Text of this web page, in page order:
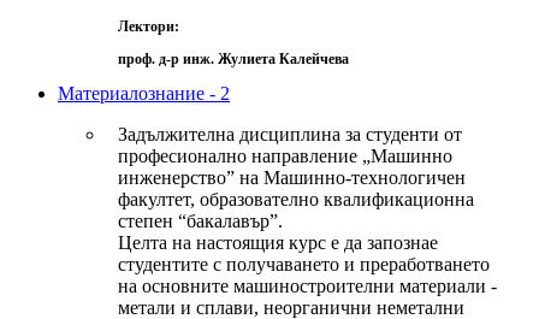
Лектори:
проф. д-р инж. Жулиета Калейчева
Материалознание - 2
Задължителна дисциплина за студенти от
професионално направление „Машинно
инженерство” на Машинно-технологичен
факултет, образователно квалификационна
степен “бакалавър”.
Целта на настоящия курс е да запознае
студентите с получаването и преработването
на основните машиностроителни материали -
метали и сплави, неорганични неметални